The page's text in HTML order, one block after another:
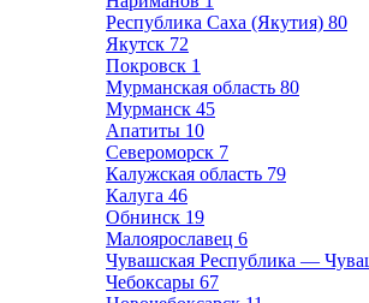
Республика Саха (Якутия) 80
Якутск 72
Покровск 1
Мурманская область 80
Мурманск 45
Апатиты 10
Североморск 7
Калужская область 79
Калуга 46
Обнинск 19
Малоярославец 6
Чувашская Республика —
Чебоксары 67